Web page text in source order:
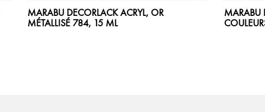
MARABU DECORLACK ACRYL, OR
MÉTALLISÉ 784, 15 ML
MARABU